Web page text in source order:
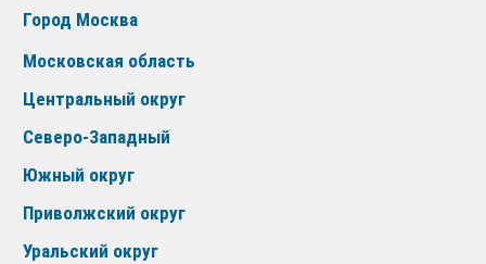
Город Москва
Московская область
Центральный округ
Северо-Западный
Южный округ
Приволжский округ
Уральский округ